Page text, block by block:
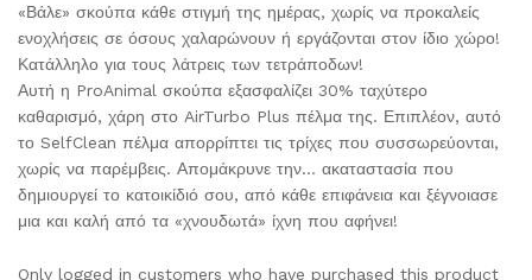
«Βάλε» σκούπα κάθε στιγμή της ημέρας, χωρίς να προκαλείς
ενοχλήσεις σε όσους χαλαρώνουν ή εργάζονται στον ίδιο χώρο!
Κατάλληλο για τους λάτρεις των τετράποδων!
Αυτή η ProAnimal σκούπα εξασφαλίζει 30% ταχύτερο
καθαρισμό, χάρη στο AirTurbo Plus πέλμα της. Επιπλέον, αυτό
το SelfClean πέλμα απορρίπτει τις τρίχες που συσσωρεύονται,
χωρίς να παρέμβεις. Απομάκρυνε την… ακαταστασία που
δημιουργεί το κατοικίδιό σου, από κάθε επιφάνεια και ξέγνοιασε
μια και καλή από τα «χνουδωτά» ίχνη που αφήνει!
Only logged in customers who have purchased this product